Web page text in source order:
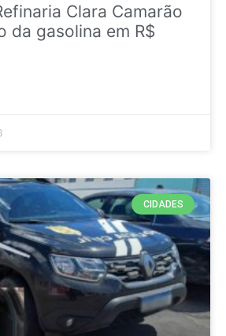
Clara Camarão
da gasolina em R$
CIDADES